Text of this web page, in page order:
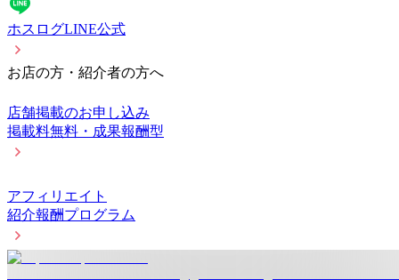
ホスログLINE公式
お店の方・紹介者の方へ
店舗掲載のお申し込み
掲載料無料・成果報酬型
アフィリエイト
紹介報酬プログラム